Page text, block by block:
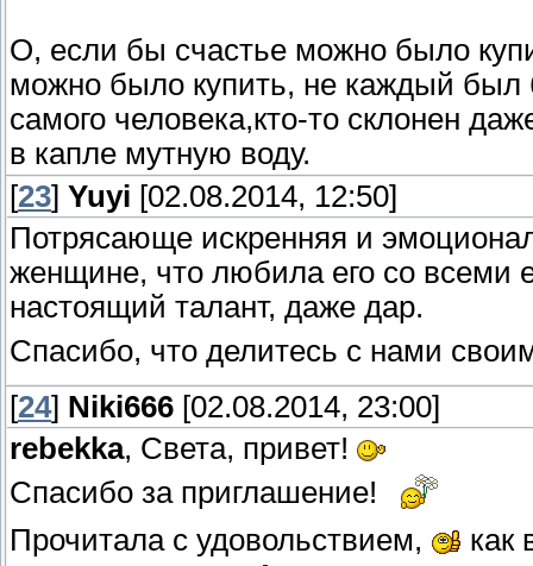
О, если бы счастье можно было
можно было купить, не каждый был
самого человека,кто-то склонен
в капле мутную воду.
[23] Yuyi [02.08.2014, 12:50]
Потрясающе искренняя и
женщине, что любила его со всеми
настоящий талант, даже дар.
Спасибо, что делитесь с нами
[24] Niki666 [02.08.2014, 23:00]
rebekka, Света, привет!
Спасибо за приглашение!
Прочитала с удовольствием,
как